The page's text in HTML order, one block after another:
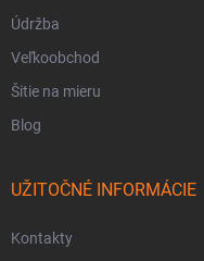
Údržba
Veľkoobchod
Šitie na mieru
Blog
UŽITOČNÉ INFORMÁCIE
Kontakty